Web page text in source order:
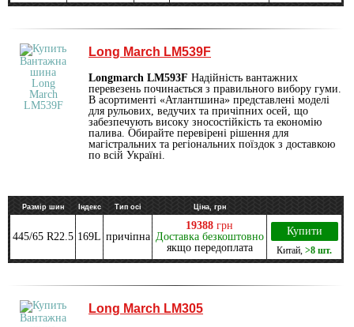
Long March LM539F
Longmarch LM593F Надійність вантажних
перевезень починається з правильного вибору гуми.
В асортименті «Атлантшина» представлені моделі
для рульових, ведучих та причіпних осей, що
забезпечують високу зносостійкість та економію
палива. Обирайте перевірені рішення для
магістральних та регіональних поїздок з доставкою
по всій Україні.
Размір шин Індекс Тип осі Ціна, грн
445/65 R22.5 169L причіпна
19388 грн
Доставка безкоштовно
якщо передоплата
Купити
Китай >8 шт.
Long March LM305